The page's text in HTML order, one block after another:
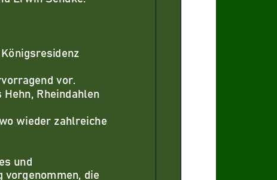
vor.
Rheindahlen
wieder zahlreiche
und
vorgenommen, die